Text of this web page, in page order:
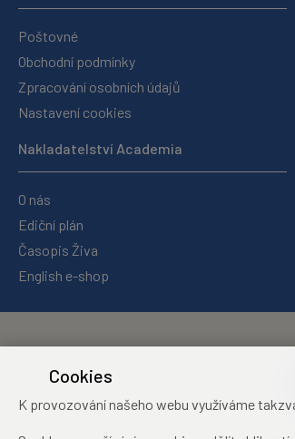
Poštovné
Obchodní podmínky
Zpracování osobních údajů
Nastavení cookies
Nakladatelství Academia
O nás
Ediční plán
Časopis Živa
English e-shop
Cookies
K provozování našeho webu využíváme